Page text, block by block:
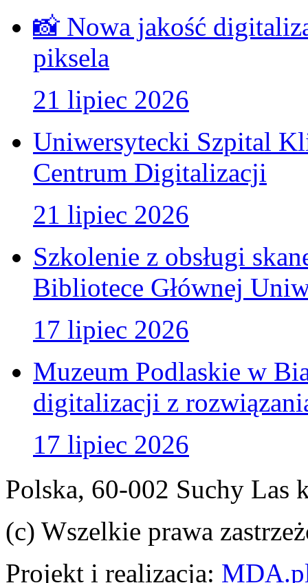
📸 Nowa jakość
piksela
21 lipiec 2026
Uniwersytecki Szpital
Centrum Digitalizacji
21 lipiec 2026
Szkolenie z obsługi
Bibliotece Głównej
17 lipiec 2026
Muzeum Podlaskie w
digitalizacji z
17 lipiec 2026
Polska, 60-002 Suchy Las
(c) Wszelkie prawa
Projekt i realizacja: